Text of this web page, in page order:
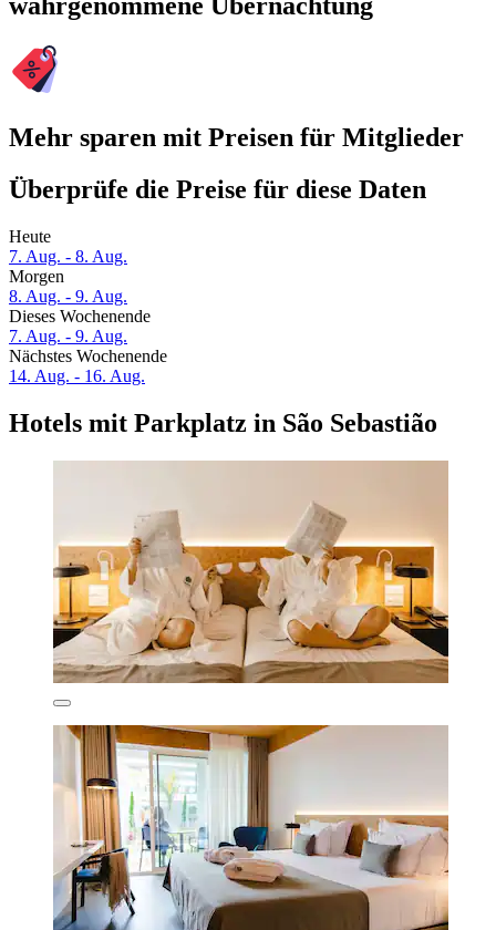
wahrgenommene Übernachtung
Mehr sparen mit Preisen für Mitglieder
Überprüfe die Preise für diese Daten
Heute
7. Aug. - 8. Aug.
Morgen
8. Aug. - 9. Aug.
Dieses Wochenende
7. Aug. - 9. Aug.
Nächstes Wochenende
14. Aug. - 16. Aug.
Hotels mit Parkplatz in São Sebastião